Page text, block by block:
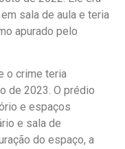
sala de aula e teria
apurado pelo
o crime teria
de 2023. O prédio
e espaços
e sala de
do espaço, a